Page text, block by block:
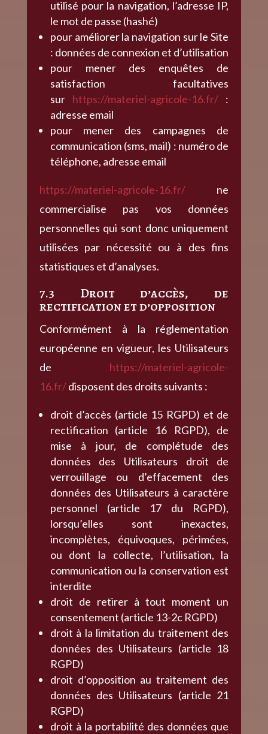
utilisé pour la navigation, l’adresse IP,
le mot de passe (hashé)
pour améliorer la navigation sur le Site
: données de connexion et d’utilisation
pour mener des enquêtes de
satisfaction facultatives
sur
https://materiel-agricole-16.fr/ :
adresse email
pour mener des campagnes de
communication (sms, mail) : numéro de
téléphone, adresse email
https://materiel-agricole-16.fr/
ne
commercialise pas vos données
personnelles qui sont donc uniquement
utilisées par nécessité ou à des fins
statistiques et d’analyses.
7.3 Droit d’accès, de
rectification et d’opposition
Conformément à la réglementation
européenne en vigueur, les Utilisateurs
de
https://materiel-agricole-
16.fr/disposent des droits suivants :
droit d’accès (article 15 RGPD) et de
rectification (article 16 RGPD), de
mise à jour, de complétude des
données des Utilisateurs droit de
verrouillage ou d’effacement des
données des Utilisateurs à caractère
personnel (article 17 du RGPD),
lorsqu’elles sont inexactes,
incomplètes, équivoques, périmées,
ou dont la collecte, l’utilisation, la
communication ou la conservation est
interdite
droit de retirer à tout moment un
consentement (article 13-2c RGPD)
droit à la limitation du traitement des
données des Utilisateurs (article 18
RGPD)
droit d’opposition au traitement des
données des Utilisateurs (article 21
RGPD)
droit à la portabilité des données que